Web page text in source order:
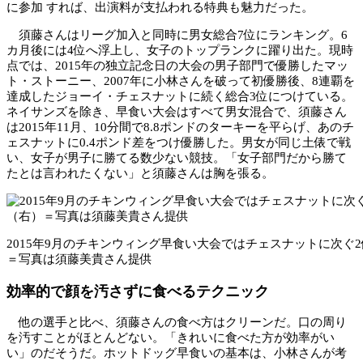
に参加 すれば、出演料が支払われる特典も魅力だった。
須藤さんはリーグ加入と同時に男女総合7位にランキング。6
カ月後には4位へ浮上し、女子のトップランクに躍り出た。現時
点では、2015年の独立記念日の大会の男子部門で優勝したマッ
ト・ストーニー、2007年に小林さんを破って初優勝後、8連覇を
達成したジョーイ・チェスナットに続く総合3位につけている。
ネイサンズを除き、早食い大会はすべて男女混合で、須藤さん
は2015年11月、10分間で8.8ポンドのターキーを平らげ、あのチ
ェスナットに0.4ポンド差をつけ優勝した。男女が同じ土俵で戦
い、女子が男子に勝てる数少ない競技。「女子部門だから勝て
たとは言われたくない」と須藤さんは胸を張る。
2015年9月のチキンウィング早食い大会ではチェスナットに次ぐ
＝写真は須藤美貴さん提供
効率的で顔を汚さずに食べるテクニック
他の選手と比べ、須藤さんの食べ方はクリーンだ。口の周り
を汚すことがほとんどない。「きれいに食べた方が効率がい
い」のだそうだ。ホットドッグ早食いの基本は、小林さんが考